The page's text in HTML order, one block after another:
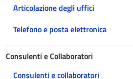
Articolazione degli uffici
Telefono e posta elettronica
Consulenti e Collaboratori
Consulenti e collaboratori